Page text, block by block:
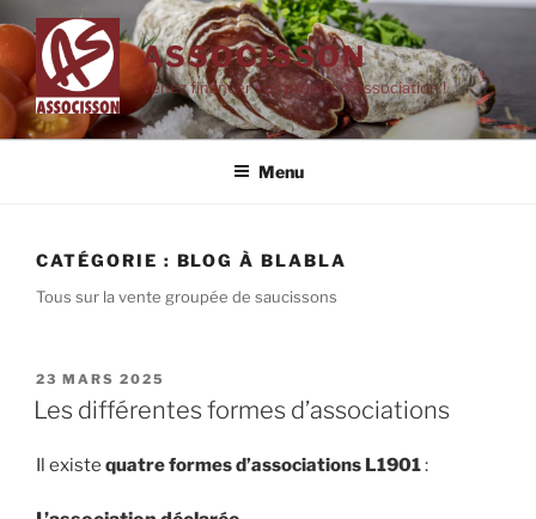
Aller
au
contenu
principal
ASSOCISSON
Venez financer vos projets d'Association !
Menu
CATÉGORIE : BLOG À BLABLA
Tous sur la vente groupée de saucissons
PUBLIÉ
LE
23 MARS 2025
Les différentes formes d’associations
Il existe quatre formes d’associations L1901: